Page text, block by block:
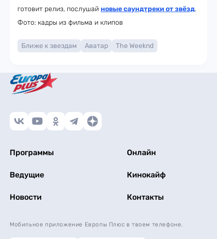
готовит релиз, послушай новые саундтреки от звёзд.
Фото: кадры из фильма и клипов
Ближе к звездам Аватар The Weeknd
Программы Онлайн
Ведущие Кинокайф
Новости Контакты
Мобильное приложение Европы Плюс в твоем телефоне.